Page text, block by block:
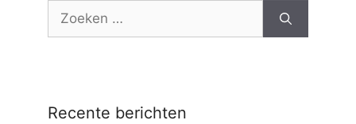
Zoek
Recente berichten